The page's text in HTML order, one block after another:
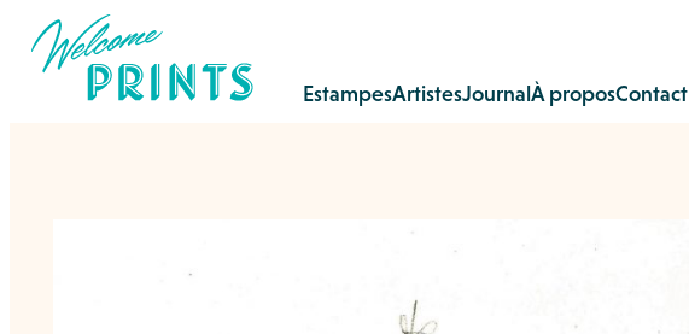
EstampesArtistesJournalÀ proposContact